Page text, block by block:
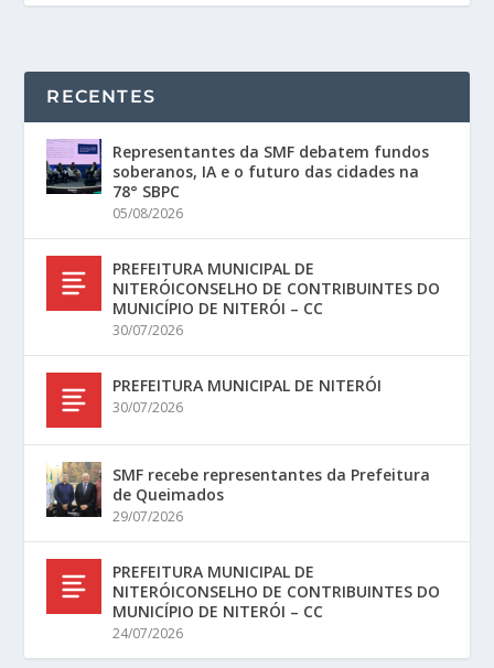
RECENTES
Representantes da SMF debatem fundos
soberanos, IA e o futuro das cidades na
78° SBPC
05/08/2026
PREFEITURA MUNICIPAL DE
NITERÓICONSELHO DE CONTRIBUINTES DO
MUNICÍPIO DE NITERÓI – CC
30/07/2026
PREFEITURA MUNICIPAL DE NITERÓI
30/07/2026
SMF recebe representantes da Prefeitura
de Queimados
29/07/2026
PREFEITURA MUNICIPAL DE
NITERÓICONSELHO DE CONTRIBUINTES DO
MUNICÍPIO DE NITERÓI – CC
24/07/2026